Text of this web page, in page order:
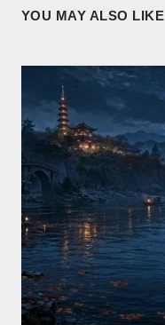
YOU MAY ALSO LIKE